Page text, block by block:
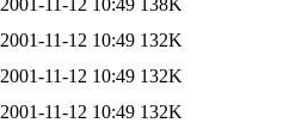
2001-11-12 10:49 132K
2001-11-12 10:49 132K
2001-11-12 10:49 132K